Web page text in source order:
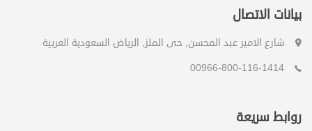
بيانات الاتصال
شارع الامير عبد المحسن, حى الملز, الرياض السعودية العربية
00966-800-116-1414
روابط سريعة